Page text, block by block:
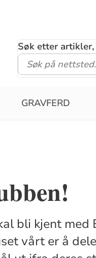
Søk etter
GRAVFERD
bli kjent med
vårt er å